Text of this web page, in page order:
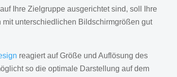
Ihre Zielgruppe ausgerichtet sind, soll Ihre
mit unterschiedlichen Bildschirmgrößen gut
reagiert auf Größe und Auflösung des
so die optimale Darstellung auf dem